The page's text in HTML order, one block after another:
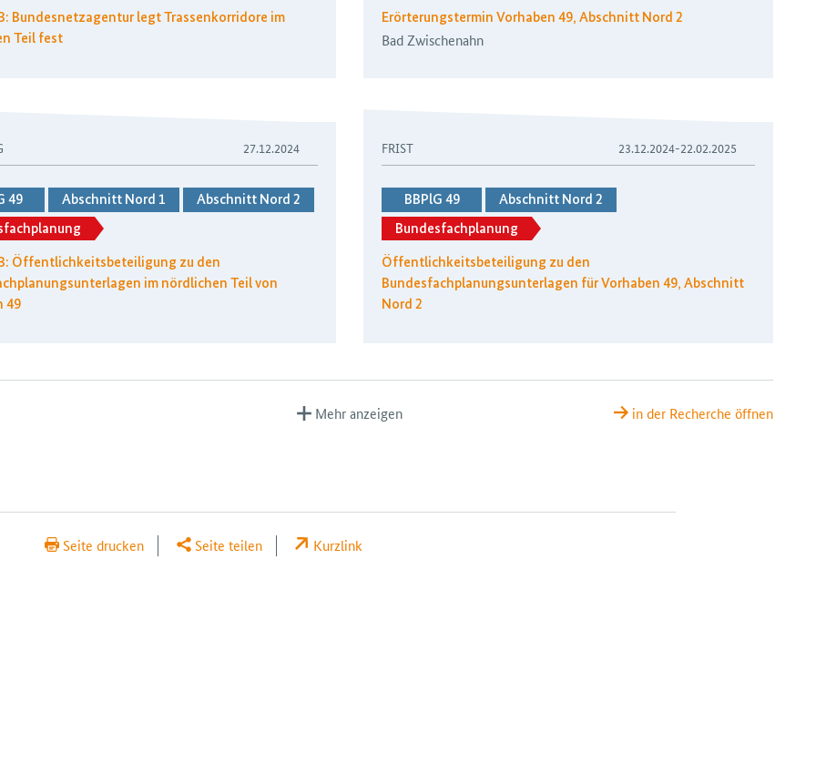
Bundesnetzagentur legt Trassenkorridore im
Teil fest
Erörterungstermin Vorhaben 49, Abschnitt Nord 2
Bad Zwischenahn
27.12.2024
49 Abschnitt Nord 1
Abschnitt Nord 2
Öffentlichkeitsbeteiligung zu den
im nördlichen Teil von
49
FRIST 23.12.2024-22.02.2025
BBPlG 49
Abschnitt Nord 2
Bundesfachplanung
Öffentlichkeitsbeteiligung zu den
Bundesfachplanungsunterlagen für Vorhaben 49, Abschnitt
Nord 2
Mehr anzeigen in der Recherche öffnen
Seite drucken Seite teilen Kurzlink